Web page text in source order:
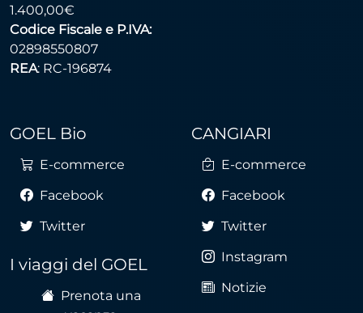
1.400,00€
Codice Fiscale e P.IVA:
02898550807
REA: RC-196874
GOEL Bio
E-commerce
Facebook
Twitter
I viaggi del GOEL
Prenota una
CANGIARI
E-commerce
Facebook
Twitter
Instagram
Notizie